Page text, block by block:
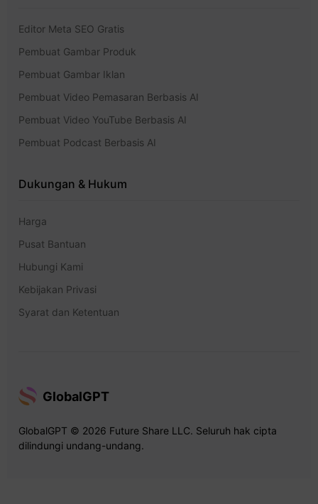
Editor Meta SEO Gratis
Pembuat Gambar Produk
Pembuat Gambar Iklan
Pembuat Video Pemasaran Berbasis AI
Pembuat Video YouTube Berbasis AI
Pembuat Podcast Berbasis AI
Dukungan & Hukum
Harga
Pusat Bantuan
Hubungi Kami
Kebijakan Privasi
Syarat dan Ketentuan
GlobalGPT
GlobalGPT © 2026 Future Share LLC. Seluruh hak cipta
dilindungi undang-undang.